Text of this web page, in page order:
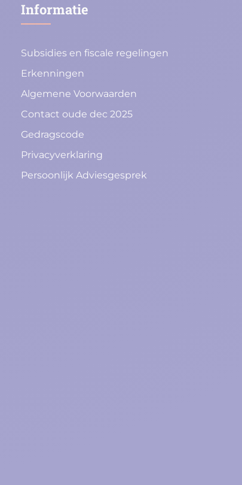
Informatie
Subsidies en fiscale regelingen
Erkenningen
Algemene Voorwaarden
Contact oude dec 2025
Gedragscode
Privacyverklaring
Persoonlijk Adviesgesprek